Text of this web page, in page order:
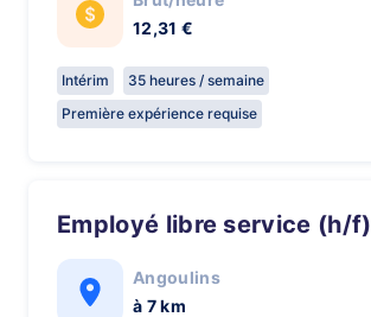
12,31 €
Intérim
35 heures / semaine
Première expérience requise
Employé libre service (h/f)
Angoulins
à 7 km